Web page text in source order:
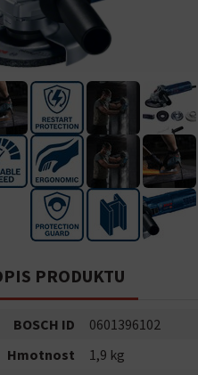
PRODUKTU
BOSCH ID
0601396102
Hmotnost
1,9 kg